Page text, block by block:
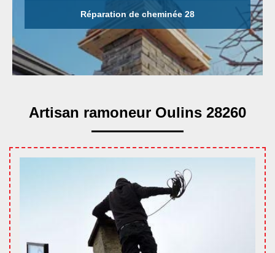
Réparation de cheminée 28
Artisan ramoneur Oulins 28260